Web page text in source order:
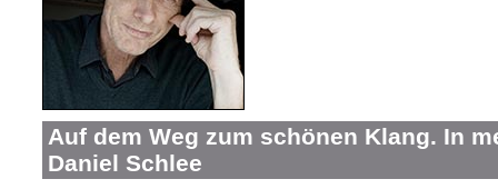
Auf dem Weg zum schönen Klang. In
Daniel Schlee